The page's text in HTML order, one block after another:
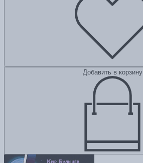
Добавить в корзину